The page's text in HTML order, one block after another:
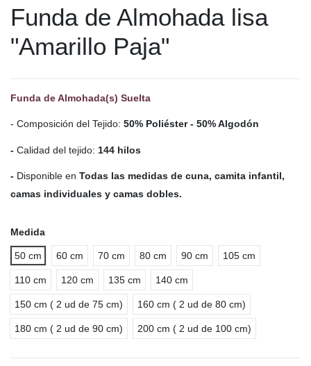
Funda de Almohada lisa
"Amarillo Paja"
Funda de Almohada(s) Suelta
- Composición del Tejido: 50% Poliéster - 50% Algodón
- Calidad del tejido: 144 hilos
- Disponible en Todas las medidas de cuna, camita infantil,
camas individuales y camas dobles.
Medida
50 cm 60 cm 70 cm 80 cm 90 cm 105 cm
110 cm 120 cm 135 cm 140 cm
150 cm ( 2 ud de 75 cm) 160 cm ( 2 ud de 80 cm)
180 cm ( 2 ud de 90 cm) 200 cm ( 2 ud de 100 cm)